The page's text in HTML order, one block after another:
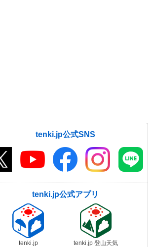
tenki.jp公式SNS
tenki.jp公式アプリ
tenki.jp tenki.jp 登山天気